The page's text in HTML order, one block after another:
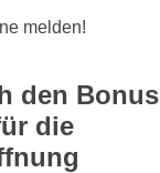
melden!
den Bonus
die